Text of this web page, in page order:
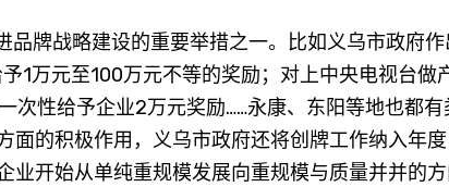
牌战略建设的重要举措之一。比如义乌市政府
1万元至100万元不等的奖励；对上中央电视台做
次性给予企业2万元奖励……永康、东阳等地也都有
面的积极作用，义乌市政府还将创牌工作纳入年
业开始从单纯重规模发展向重规模与质量并并的